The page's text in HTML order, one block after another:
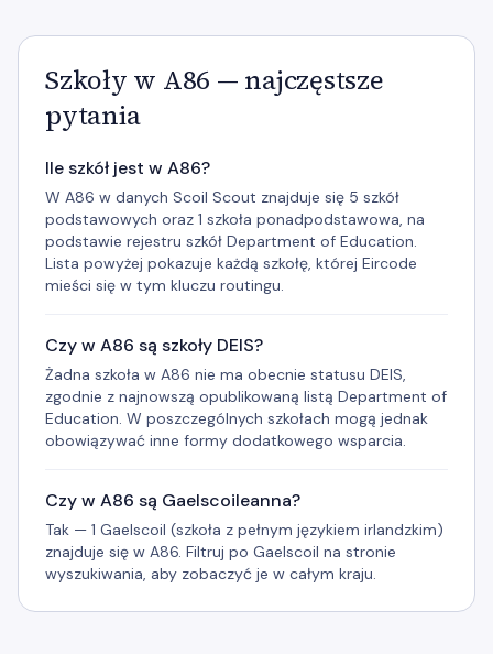
Szkoły w A86 — najczęstsze
pytania
Ile szkół jest w A86?
W A86 w danych Scoil Scout znajduje się 5 szkół
podstawowych oraz 1 szkoła ponadpodstawowa, na
podstawie rejestru szkół Department of Education.
Lista powyżej pokazuje każdą szkołę, której Eircode
mieści się w tym kluczu routingu.
Czy w A86 są szkoły DEIS?
Żadna szkoła w A86 nie ma obecnie statusu DEIS,
zgodnie z najnowszą opublikowaną listą Department of
Education. W poszczególnych szkołach mogą jednak
obowiązywać inne formy dodatkowego wsparcia.
Czy w A86 są Gaelscoileanna?
Tak — 1 Gaelscoil (szkoła z pełnym językiem irlandzkim)
znajduje się w A86. Filtruj po Gaelscoil na stronie
wyszukiwania, aby zobaczyć je w całym kraju.